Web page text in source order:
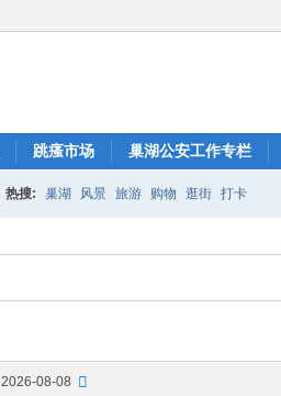
跳瘙市场 巢湖公安工作专栏
热搜: 巢湖 风景 旅游 购物 逛街 打卡
2026-08-08